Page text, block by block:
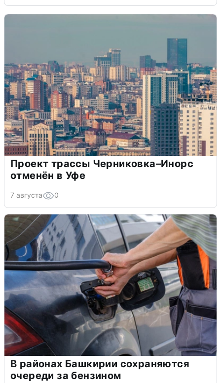
Проект трассы Черниковка–Инорс
отменён в Уфе
7 августа 0
В районах Башкирии сохраняются
очереди за бензином